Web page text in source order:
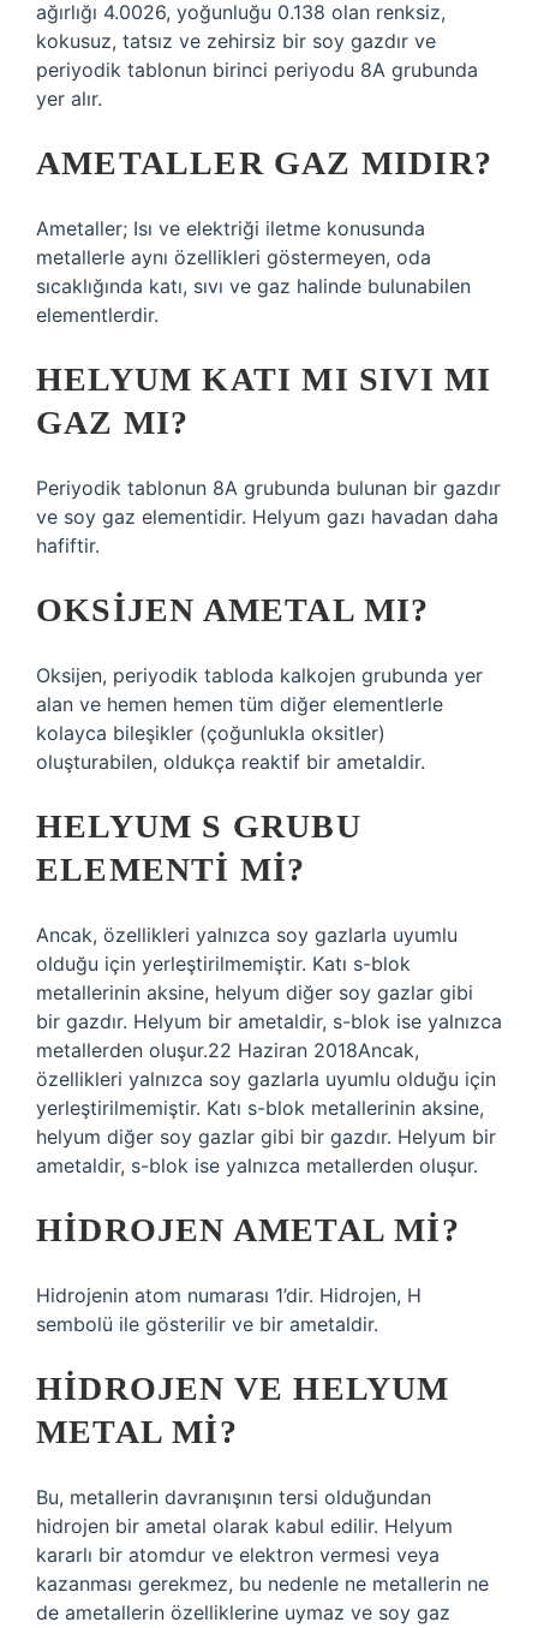
ağırlığı 4.0026, yoğunluğu 0.138 olan renksiz,
kokusuz, tatsız ve zehirsiz bir soy gazdır ve
periyodik tablonun birinci periyodu 8A grubunda
yer alır.
AMETALLER GAZ MIDIR?
Ametaller; Isı ve elektriği iletme konusunda
metallerle aynı özellikleri göstermeyen, oda
sıcaklığında katı, sıvı ve gaz halinde bulunabilen
elementlerdir.
HELYUM KATI MI SIVI MI
GAZ MI?
Periyodik tablonun 8A grubunda bulunan bir gazdır
ve soy gaz elementidir. Helyum gazı havadan daha
hafiftir.
OKSIJEN AMETAL MI?
Oksijen, periyodik tabloda kalkojen grubunda yer
alan ve hemen hemen tüm diğer elementlerle
kolayca bileşikler (çoğunlukla oksitler)
oluşturabilen, oldukça reaktif bir ametaldir.
HELYUM S GRUBU
ELEMENTI MI?
Ancak, özellikleri yalnızca soy gazlarla uyumlu
olduğu için yerleştirilmemiştir. Katı s-blok
metallerinin aksine, helyum diğer soy gazlar gibi
bir gazdır. Helyum bir ametaldir, s-blok ise yalnızca
metallerden oluşur.22 Haziran 2018Ancak,
özellikleri yalnızca soy gazlarla uyumlu olduğu için
yerleştirilmemiştir. Katı s-blok metallerinin aksine,
helyum diğer soy gazlar gibi bir gazdır. Helyum bir
ametaldir, s-blok ise yalnızca metallerden oluşur.
HIDROJEN AMETAL MI?
Hidrojenin atom numarası 1’dir. Hidrojen, H
sembolü ile gösterilir ve bir ametaldir.
HIDROJEN VE HELYUM
METAL MI?
Bu, metallerin davranışının tersi olduğundan
hidrojen bir ametal olarak kabul edilir. Helyum
kararlı bir atomdur ve elektron vermesi veya
kazanması gerekmez, bu nedenle ne metallerin ne
de ametallerin özelliklerine uymaz ve soy gaz